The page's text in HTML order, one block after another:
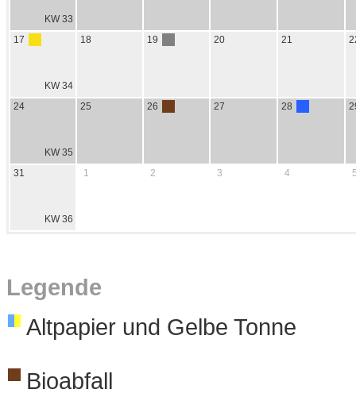
KW 33
17
KW 34
18 19 20 21
24
KW 35
25 26 27 28
31
KW 36
1 2 3 4
Legende
Altpapier und Gelbe Tonne
Bioabfall